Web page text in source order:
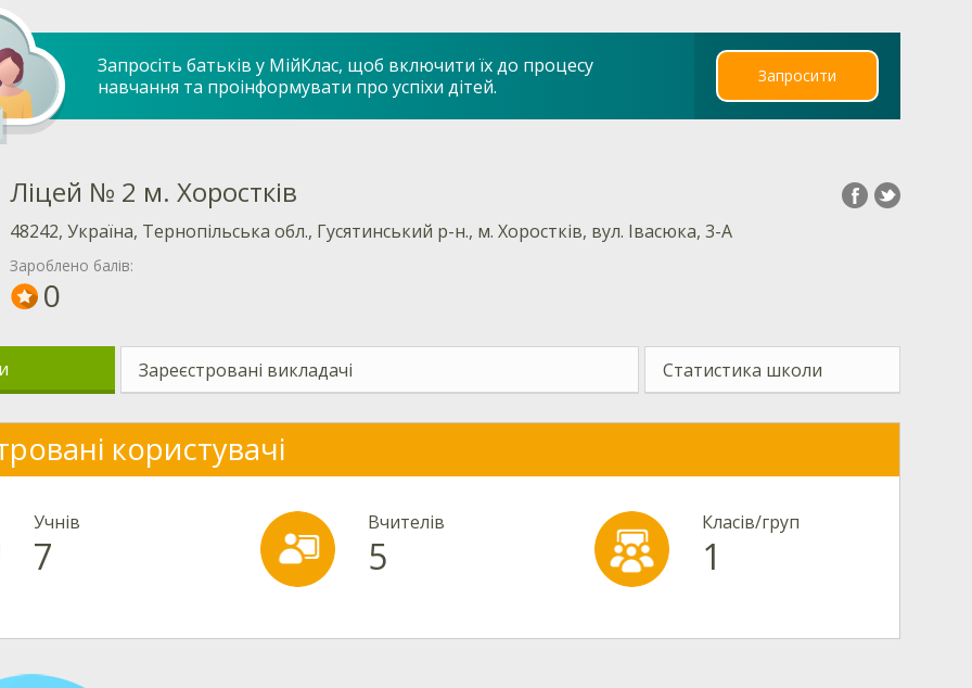
Запросіть батьків у МійКлас, щоб включити їх до процесу
навчання та проінформувати про успіхи дітей.
Запросити
Ліцей № 2 м. Хоростків
48242, Україна, Тернопільська обл., Гусятинський р-н., м. Хоростків, вул. Івасюка, 3-А
Зароблено балів:
0
Зареєстровані викладачі Статистика школи
користувачі
Учнів
7
Вчителів
5
Класів/груп
1